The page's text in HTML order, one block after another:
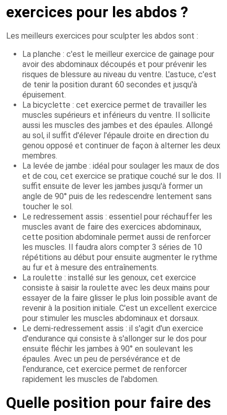
exercices pour les abdos ?
Les meilleurs exercices pour sculpter les abdos sont :
La planche : c'est le meilleur exercice de gainage pour
avoir des abdominaux découpés et pour prévenir les
risques de blessure au niveau du ventre. L'astuce, c'est
de tenir la position durant 60 secondes et jusqu'à
épuisement.
La bicyclette : cet exercice permet de travailler les
muscles supérieurs et inférieurs du ventre. Il sollicite
aussi les muscles des jambes et des épaules. Allongé
au sol, il suffit d'élever l'épaule droite en direction du
genou opposé et continuer de façon à alterner les deux
membres.
La levée de jambe : idéal pour soulager les maux de dos
et de cou, cet exercice se pratique couché sur le dos. Il
suffit ensuite de lever les jambes jusqu'à former un
angle de 90° puis de les redescendre lentement sans
toucher le sol.
Le redressement assis : essentiel pour réchauffer les
muscles avant de faire des exercices abdominaux,
cette position abdominale permet aussi de renforcer
les muscles. Il faudra alors compter 3 séries de 10
répétitions au début pour ensuite augmenter le rythme
au fur et à mesure des entraînements.
La roulette : installé sur les genoux, cet exercice
consiste à saisir la roulette avec les deux mains pour
essayer de la faire glisser le plus loin possible avant de
revenir à la position initiale. C'est un excellent exercice
pour stimuler les muscles abdominaux et dorsaux.
Le demi-redressement assis : il s'agit d'un exercice
d'endurance qui consiste à s'allonger sur le dos pour
ensuite fléchir les jambes à 90° en soulevant les
épaules. Avec un peu de persévérance et de
l'endurance, cet exercice permet de renforcer
rapidement les muscles de l'abdomen.
Quelle position pour faire des